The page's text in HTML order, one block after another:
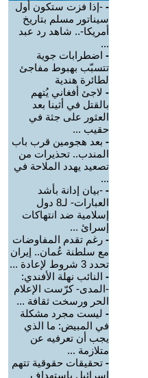
- -إذا فزت ستكون أول
سيناتور مسلم بتاريخ
أمريكا-.. شاهد رد عبد
...
- اضطرابات جوية
تتسبّب بهبوط مفاجئ
لطائرة هندية
- لاجئ أفغاني يُتهم
بالقتل في أثينا بعد
العثور على جثة في
حقيب ...
- بعد هجومين قرب باب
المندب.. تحذيرات من
تصعيد يهدد الملاحة في
...
- -بيان إدانة بأشد
العبارات- لـ8 دول
إسلامية ضد انتهاكات
إسرائ ...
- رغم تقدم المفاوضات
مع سلطنة عُمان.. إيران
تحدد 3 شروط لإعادة ...
- النائب نهلة الأفندي:
-المدى- كرّست الإعلام
الحر ورسخت ثقافة ...
- ليست مجرد مشكلة
في المبيض: ما الذي
يجب أن تعرفيه عن
متلازمة ...
- تحقيقات حقوقية تتهم
إسرائيل باستهداف